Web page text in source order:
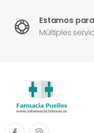
Estamos
Múltiples